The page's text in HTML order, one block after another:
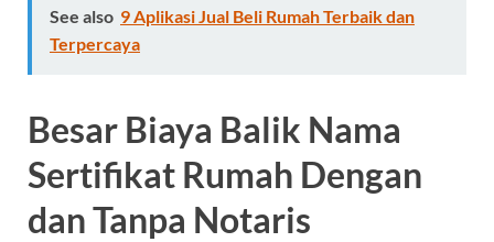
See also 9 Aplikasi Jual Beli Rumah Terbaik dan
Terpercaya
Besar Biaya Balik Nama
Sertifikat Rumah Dengan
dan Tanpa Notaris